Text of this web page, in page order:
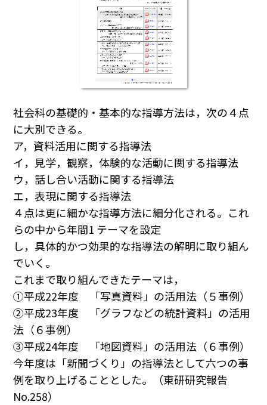
社会科の基礎的・基本的な指導方法は，次の４点
に大別できる。
ア，資料活用に関する指導法
イ，見学，観察，体験的な活動に関する指導法
ウ，話し合い活動に関する指導法
エ，表現に関する指導法
４点は更に細かな指導方法に細分化される。これ
らの中から年間1 テーマを設定
し，具体的かつ効果的な指導法の解明に取り組ん
でいく。
これまで取り組んできたテーマは，
①平成22年度 「写真資料」の活用法（５事例）
②平成23年度 「グラフなどの統計資料」の活用
法（６事例）
③平成24年度 「地図資料」の活用法（６事例）
今年度は「新聞づくり」の指導法として六つの事
例を取り上げることとした。（東研研究報告
No.258）